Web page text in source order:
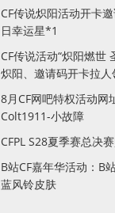
CF传说炽阳活动开卡
日幸运星*1
CF传说活动“炽阳燃世
炽阳、邀请码开卡拉人
8月CF网吧特权活动网
Colt1911-小故障
CFPL S28夏季赛总决
B站CF嘉年华活动：B
蓝风铃皮肤